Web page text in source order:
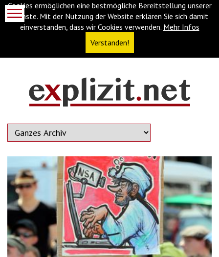
Cookies ermöglichen eine bestmögliche Bereitstellung unserer
Dienste. Mit der Nutzung der Website erklären Sie sich damit
einverstanden, dass wir Cookies verwenden. Mehr Infos
Verstanden!
(Accesskey
'1')Zur
(Accesskey
'3')Zur
Suche
springen
(Accesskey
'2')